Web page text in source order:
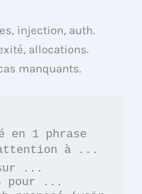
injection, auth.
allocations.
manquants.
en 1 phrase
à ...
...
pour ...